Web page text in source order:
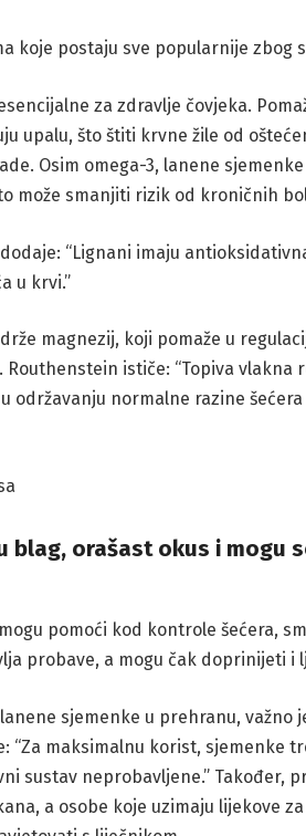
koje postaju sve popularnije zbog
za zdravlje čovjeka.
upalu, što štiti krvne žile od
Osim omega-3, lanene
može smanjiti rizik od kroničnih
“Lignani imaju
u krvi.”
magnezij, koji pomaže u
ističe: “Topiva
održavanju normalne razine
blag, orašast okus i mogu
pomoći kod kontrole šećera,
probave, a mogu čak doprinijeti i
sjemenke u prehranu,
“Za maksimalnu korist, sjemenke
sustav neprobavljene.” Također,
a osobe koje uzimaju lijekove